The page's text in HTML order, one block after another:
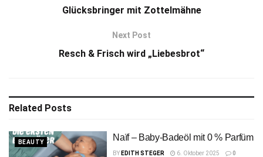
Glücksbringer mit Zottelmähne
Next Post
Resch & Frisch wird „Liebesbrot“
Related Posts
BEAUTY Naïf – Baby-Badeöl mit 0 % Parfüm
BY EDITH STEGER 6. Oktober 2025 0